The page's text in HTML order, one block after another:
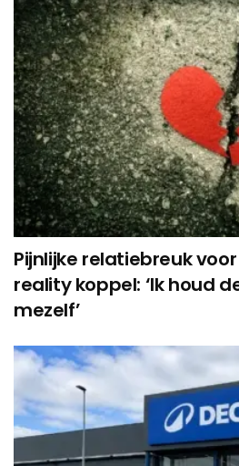
Pijnlijke relatiebreuk
reality koppel: ‘Ik houd
mezelf’